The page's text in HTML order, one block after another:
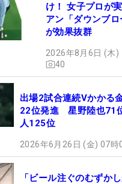
け！ 女子プロが
アン「ダウンブロ
が効果抜群
2026年8月6日 (木)
40
出場2試合連続Vかかる
22位発進 星野陸也71
人125位
2026年6月26日 (金) 07時
「ビール注ぐのむずか